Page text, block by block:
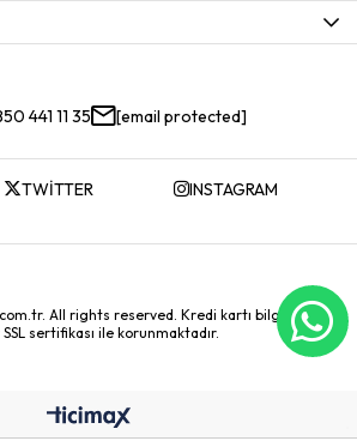
441 11 35 [email protected]
TWİTTER
INSTAGRAM
All rights reserved. Kredi kartı bilgileriniz
sertifikası ile korunmaktadır.